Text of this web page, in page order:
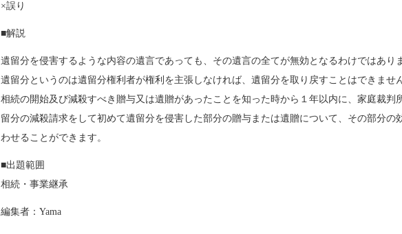
×誤り
■解説
遺留分を侵害するような内容の遺言であっても、その遺言の全てが無効となるわけではあり
遺留分というのは遺留分権利者が権利を主張しなければ、遺留分を取り戻すことはできませ
相続の開始及び減殺すべき贈与又は遺贈があったことを知った時から１年以内に、家庭裁判
留分の減殺請求をして初めて遺留分を侵害した部分の贈与または遺贈について、その部分の
わせることができます。
■出題範囲
相続・事業継承
編集者：Yama